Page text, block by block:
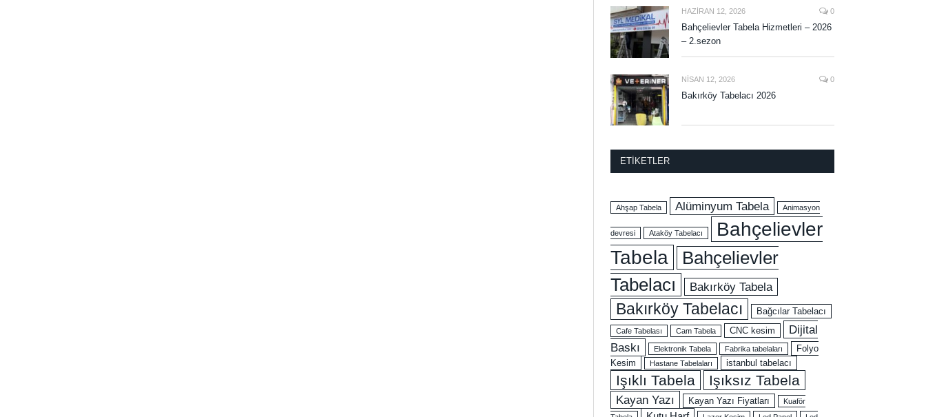
HAZIRAN 12, 2026 0
Bahçelievler Tabela Hizmetleri – 2026
– 2.sezon
NISAN 12, 2026 0
Bakırköy Tabelacı 2026
ETIKETLER
Ahşap Tabela Alüminyum Tabela Animasyon
devresi Ataköy Tabelacı
Bahçelievler
Tabela
Bahçelievler
Tabelacı
Bakırköy Tabela
Bakırköy Tabelacı Bağcılar Tabelacı
Cafe Tabelası Cam Tabela CNC kesim
Dijital
Baskı
Elektronik Tabela Fabrika tabelaları
Folyo
Kesim
Hastane Tabelaları istanbul tabelacı
Işıklı Tabela Işıksız Tabela
Kayan Yazı Kayan Yazı Fiyatları
Kuaför